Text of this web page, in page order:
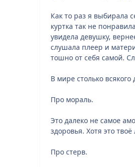
Как то раз я выбирала
куртка так не
увидела девушку,
слушала плеер и
тошно от себя самой.
В мире столько
Про мораль.
Это далеко не самое
здоровья. Хотя это
Про стерв.